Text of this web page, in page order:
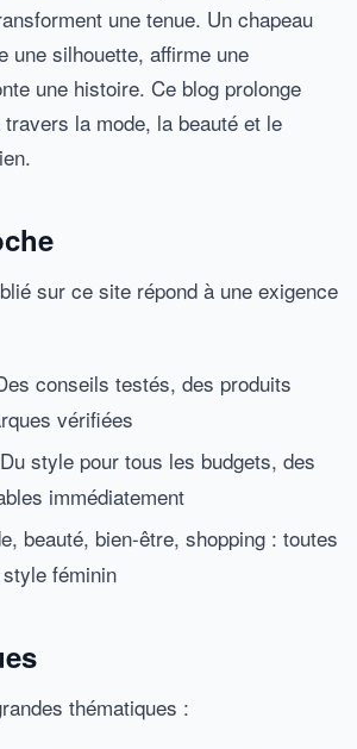
une tenue. Un chapeau
une silhouette, affirme une
une histoire. Ce blog prolonge
la mode, la beauté et le
sur ce site répond à une exigence
conseils testés, des produits
vérifiées
style pour tous les budgets, des
immédiatement
beauté, bien-être, shopping : toutes
féminin
thématiques :